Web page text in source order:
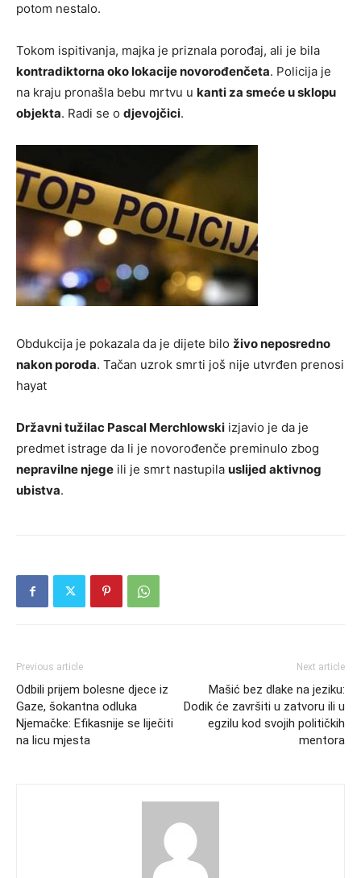
potom nestalo.
Tokom ispitivanja, majka je priznala porođaj, ali je bila
kontradiktorna oko lokacije novorođenčeta. Policija je
na kraju pronašla bebu mrtvu u kanti za smeće u sklopu
objekta. Radi se o djevojčici.
Obdukcija je pokazala da je dijete bilo živo neposredno
nakon poroda. Tačan uzrok smrti još nije utvrđen prenosi
hayat
Državni tužilac Pascal Merchlowski izjavio je da je
predmet istrage da li je novorođenče preminulo zbog
nepravilne njege ili je smrt nastupila uslijed aktivnog
ubistva.
Previous article
Odbili prijem bolesne djece iz
Gaze, šokantna odluka
Njemačke: Efikasnije se liječiti
na licu mjesta
Next article
Mašić bez dlake na jeziku:
Dodik će završiti u zatvoru ili u
egzilu kod svojih političkih
mentora